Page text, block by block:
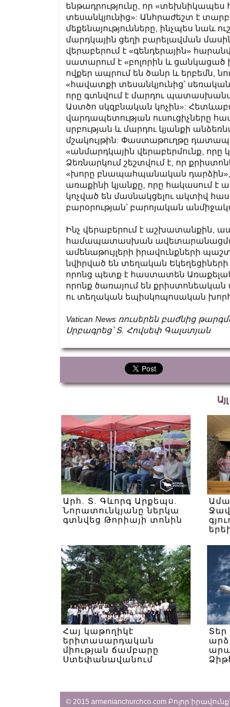
ենթադրությունը, որ «տեխնիկապես
տեսանկյունից»: Անհրաժեշտ է
մեքենայությունները, ինչպես նաև
մարդկային ցեղի բարելավման
վերաբերում է «գենդերային»
սատարում է «բոլորին և
ովքեր ապրում են ծանր և երբեմն,
«հավատքի տեսանկյունից՝
որը գտնվում է մարդու
Աստծո սկզբնական կոչին»:
վարդապետության ուսուցիչները
սրբության և մարդու կյանքի
մշակույթին: Փաստաթուղթը
«անմարդկային վերաբերմունք, որը
Ձեռնարկում շեշտվում է, որ
«խորը բնապահպանական դարձին»,
առաքինի կյանքը, որը հակասում
կոչված են մասնակցելու ակտիվ
բարօրության՝ բարոյական
Ինչ վերաբերում է աշխատանքին,
համապատասխան ավետարանացման
ամենաթույլերի իրավունքների
նվիրված են տեղական
որոնց պետք է հաստատեն
որոնք ծառայում են
ու տեղական եպիսկոպոսական
Vatican News ռուսերեն բաժնից
Սրբագրեց՝ Տ. Հովսեփ Գալստյան
Արհ. Տ. Գևորգ Արքեպս.
Նորատունկյանը ներկա
գտնվեց Թորիայի տոնին
Հայ կաթողիկէ
երիտասարդական
միության ճամբարը
Ստեփանավանում
Տեր
© 2015 armenianchurchco.com Բոլոր